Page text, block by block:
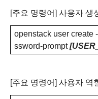
[주요 명령어] 사용자 생
openstack user create
ssword-prompt
[주요 명령어] 사용자 역